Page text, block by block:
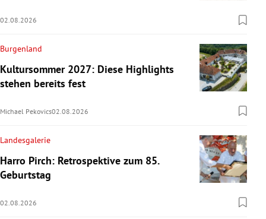
02.08.2026
Burgenland
Kultursommer 2027: Diese Highlights
stehen bereits fest
Michael Pekovics02.08.2026
Landesgalerie
Harro Pirch: Retrospektive zum 85.
Geburtstag
02.08.2026